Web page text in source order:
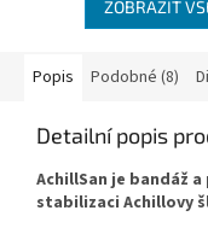
ZOBRAZIT
Popis Podobné (8)
Detailní popis
AchillSan je bandáž
stabilizaci Achillovy